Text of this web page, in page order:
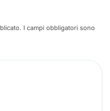
I campi obbligatori sono